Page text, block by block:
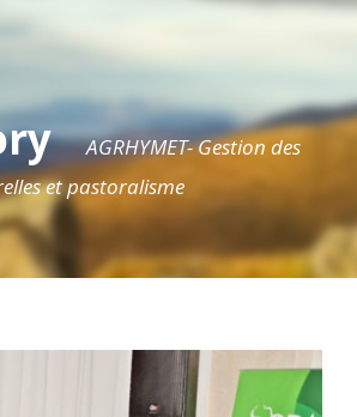
AGRHYMET- Gestion des
et pastoralisme